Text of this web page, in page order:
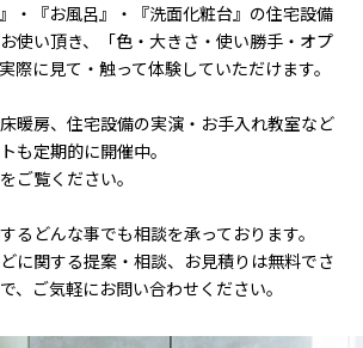
・『お風呂』・『洗面化粧台』の住宅設備
使い頂き、「色・大きさ・使い勝手・オプ
際に見て・触って体験していただけます。
暖房、住宅設備の実演・お手入れ教室など
も定期的に開催中。
ご覧ください。
るどんな事でも相談を承っております。
に関する提案・相談、お見積りは無料でさ
、ご気軽にお問い合わせください。